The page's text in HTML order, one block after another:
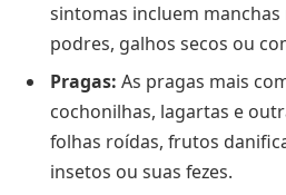
sintomas incluem
podres, galhos secos ou
Pragas: As pragas mais
cochonilhas, lagartas e
folhas roídas, frutos
insetos ou suas fezes.